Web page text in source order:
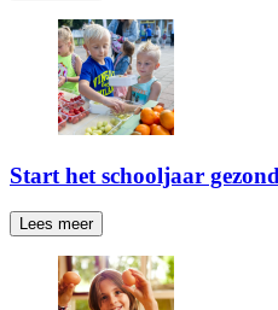
Start het schooljaar
Lees meer